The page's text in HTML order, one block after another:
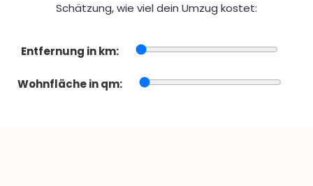
Schätzung, wie viel dein Umzug kostet:
Entfernung in km:
Wohnfläche in qm: